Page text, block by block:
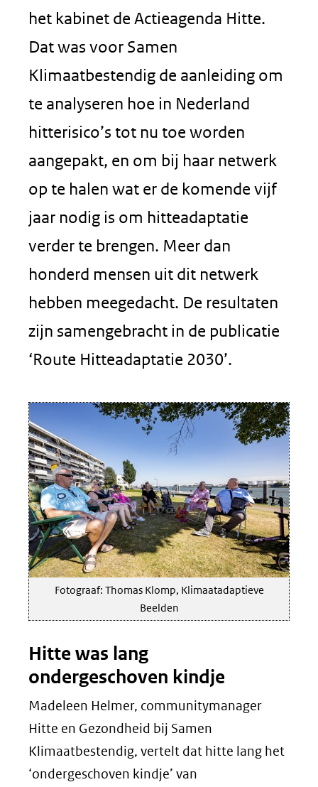
het kabinet de Actieagenda Hitte.
Dat was voor Samen
Klimaatbestendig de aanleiding om
te analyseren hoe in Nederland
hitterisico’s tot nu toe worden
aangepakt, en om bij haar netwerk
op te halen wat er de komende vijf
jaar nodig is om hitteadaptatie
verder te brengen. Meer dan
honderd mensen uit dit netwerk
hebben meegedacht. De resultaten
zijn samengebracht in de publicatie
‘Route Hitteadaptatie 2030’.
Fotograaf: Thomas Klomp, Klimaatadaptieve
Beelden
Hitte was lang
ondergeschoven kindje
Madeleen Helmer, communitymanager
Hitte en Gezondheid bij Samen
Klimaatbestendig, vertelt dat hitte lang het
‘ondergeschoven kindje’ van